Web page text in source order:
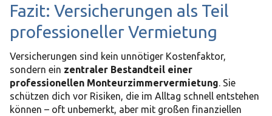
Fazit: Versicherungen als Teil
professioneller Vermietung
Versicherungen sind kein unnötiger Kostenfaktor,
sondern ein zentraler Bestandteil einer
professionellen Monteurzimmervermietung. Sie
schützen dich vor Risiken, die im Alltag schnell entstehen
können – oft unbemerkt, aber mit großen finanziellen